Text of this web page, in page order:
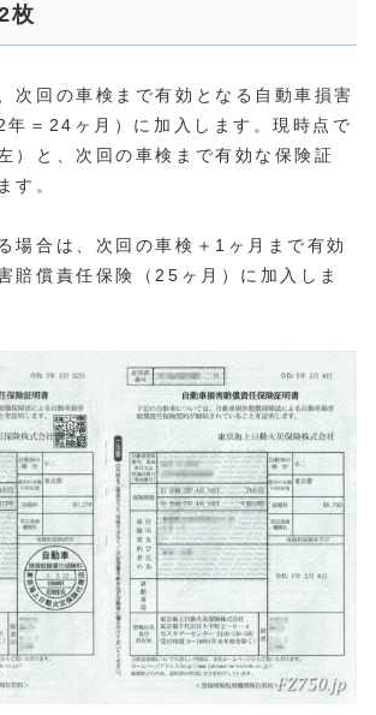
枚
次回の車検まで有効となる自動車損害
年＝24ヶ月）に加入します。現時点で
）と、次回の車検まで有効な保険証
す。
場合は、次回の車検＋1ヶ月まで有効
賠償責任保険（25ヶ月）に加入しま